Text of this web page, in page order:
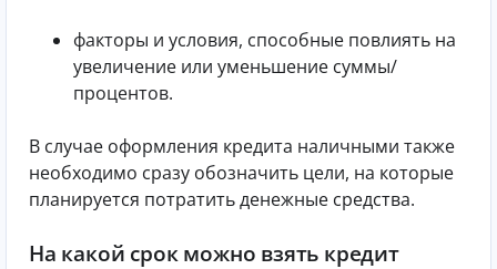
факторы и условия, способные повлиять на
увеличение или уменьшение суммы/
процентов.
В случае оформления кредита наличными также
необходимо сразу обозначить цели, на которые
планируется потратить денежные средства.
На какой срок можно взять кредит